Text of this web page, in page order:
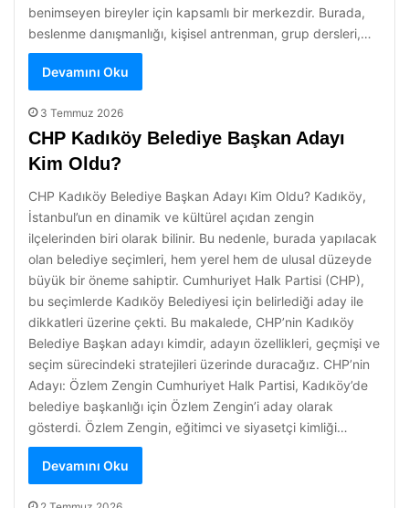
benimseyen bireyler için kapsamlı bir merkezdir. Burada,
beslenme danışmanlığı, kişisel antrenman, grup dersleri,…
Devamını Oku
3 Temmuz 2026
CHP Kadıköy Belediye Başkan Adayı
Kim Oldu?
CHP Kadıköy Belediye Başkan Adayı Kim Oldu? Kadıköy,
İstanbul’un en dinamik ve kültürel açıdan zengin
ilçelerinden biri olarak bilinir. Bu nedenle, burada yapılacak
olan belediye seçimleri, hem yerel hem de ulusal düzeyde
büyük bir öneme sahiptir. Cumhuriyet Halk Partisi (CHP),
bu seçimlerde Kadıköy Belediyesi için belirlediği aday ile
dikkatleri üzerine çekti. Bu makalede, CHP’nin Kadıköy
Belediye Başkan adayı kimdir, adayın özellikleri, geçmişi ve
seçim sürecindeki stratejileri üzerinde duracağız. CHP’nin
Adayı: Özlem Zengin Cumhuriyet Halk Partisi, Kadıköy’de
belediye başkanlığı için Özlem Zengin’i aday olarak
gösterdi. Özlem Zengin, eğitimci ve siyasetçi kimliği…
Devamını Oku